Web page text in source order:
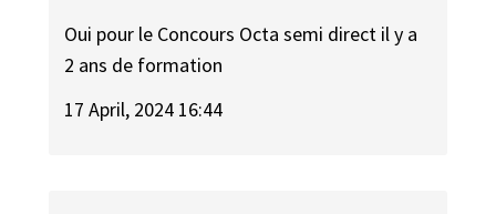
Oui pour le Concours Octa semi direct il y a
2 ans de formation
17 April, 2024 16:44